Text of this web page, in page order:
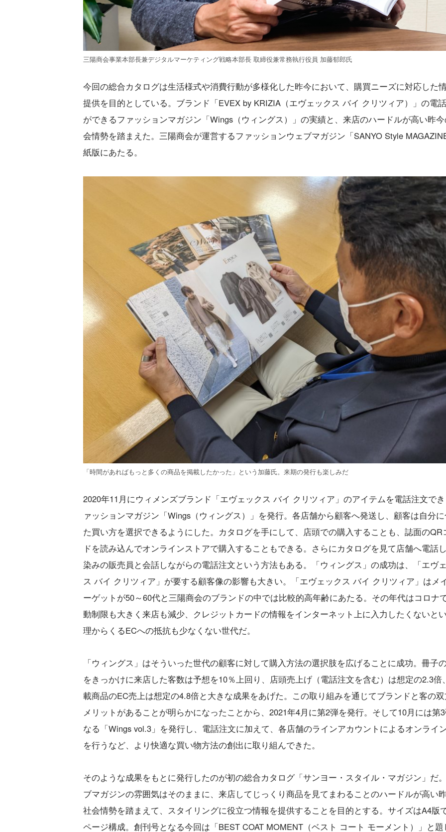
三陽商会事業本部長兼デジタルマーケティング戦略本部長 取締役兼常務執行役員 加藤郁郎氏
今回の総合カタログは生活様式や消費行動が多様化した昨今において、購買ニーズに対応した
提供を目的としている。ブランド「EVEX by KRIZIA（エヴェックス バイ クリツィア）」の電
ができるファッションマガジン「Wings（ウィングス）」の実績と、来店のハードルが高い昨
会情勢を踏まえた。三陽商会が運営するファッションウェブマガジン「SANYO Style
紙版にあたる。
「時間があればもっと多くの商品を掲載したかった」という加藤氏。来期の発行も楽しみだ
2020年11月にウィメンズブランド「エヴェックス バイ クリツィア」のアイテムを電話注文で
ァッションマガジン「Wings（ウィングス）」を発行。各店舗から顧客へ発送し、顧客は自分
た買い方を選択できるようにした。カタログを手にして、店頭での購入することも、誌面のQR
ドを読み込んでオンラインストアで購入することもできる。さらにカタログを見て店舗へ電話
染みの販売員と会話しながらの電話注文という方法もある。「ウィングス」の成功は、「エヴ
ス バイ クリツィア」が要する顧客像の影響も大きい。「エヴェックス バイ クリツィア」はメ
ーゲットが50～60代と三陽商会のブランドの中では比較的高年齢にあたる。その年代はコロナ
動制限も大きく来店も減少、クレジットカードの情報をインターネット上に入力したくないと
理からくるECへの抵抗も少なくない世代だ。
「ウィングス」はそういった世代の顧客に対して購入方法の選択肢を広げることに成功。冊子
をきっかけに来店した客数は予想を10％上回り、店頭売上げ（電話注文を含む）は想定の2.3倍
載商品のEC売上は想定の4.8倍と大きな成果をあげた。この取り組みを通じてブランドと客の
メリットがあることが明らかになったことから、2021年4月に第2弾を発行。そして10月には第
なる「Wings vol.3」を発行し、電話注文に加えて、各店舗のラインアカウントによるオンライ
を行うなど、より快適な買い物方法の創出に取り組んできた。
そのような成果をもとに発行したのが初の総合カタログ「サンヨー・スタイル・マガジン」だ
ブマガジンの雰囲気はそのままに、来店してじっくり商品を見てまわることのハードルが高い
社会情勢を踏まえて、スタイリングに役立つ情報を提供することを目的とする。サイズはA4版
ページ構成。創刊号となる今回は「BEST COAT MOMENT（ベスト コート モーメント）」と題